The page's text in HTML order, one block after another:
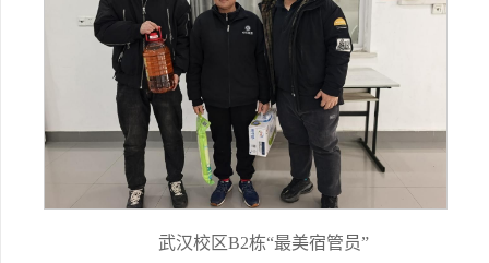
武汉校区B2栋“最美宿管员”